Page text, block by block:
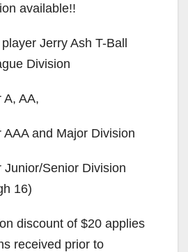
available!!
Jerry Ash T-Ball
Division
A, AA,
and Major Division
Junior/Senior Division
16)
discount of $20 applies
received prior to